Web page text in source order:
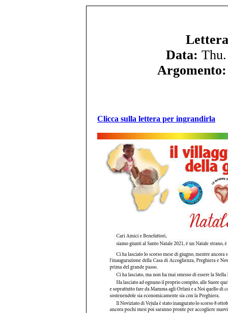
Data:
Argomento:
Clicca sulla lettera per ingrandirla